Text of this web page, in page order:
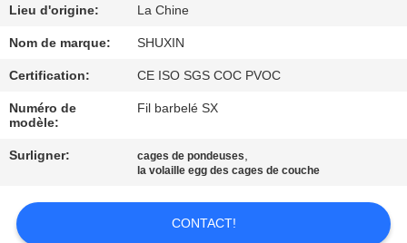
L'USINE
CONTRÔLE
DE
NOUS
CONTACTER
Lieu d'origine: La Chine
Nom de marque: SHUXIN
Certification: CE ISO SGS COC PVOC
Numéro de
modèle:
Fil barbelé SX
Surligner: cages de pondeuses,
la volaille egg des cages de couche
CONTACT!